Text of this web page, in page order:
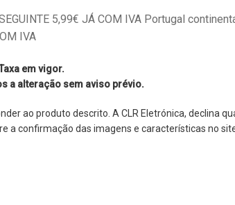
5,99€ JÁ COM IVA Portugal
IVA
em vigor.
a alteração sem aviso prévio.
ao produto descrito. A CLR Eletrónica, declina
a confirmação das imagens e características no